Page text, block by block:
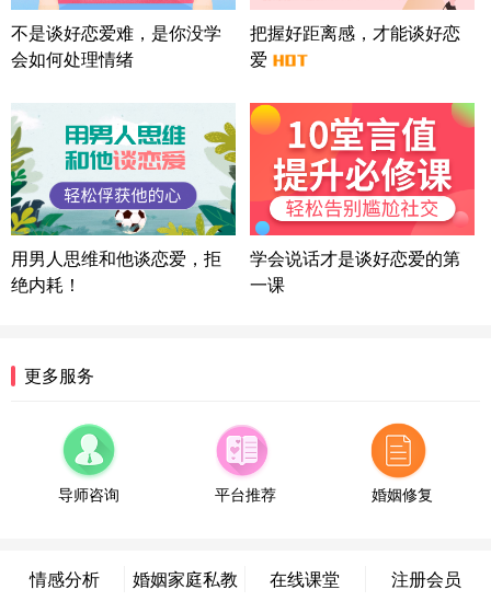
微信用户 司马锘 通过此页面咨询，已获得专属情感
方案
湖北-武汉 135****7410
陕西-西安 139****6283
3分钟前
微信用户 喜欢下雨天^ 通过此页面咨询，已获得专属
情感方案
浙江-宁波 150****8921
28分钟前
属情感方案
湖南-长沙 187****3359
山东-青岛 138****9975
7分钟前
微信用户 小任性 通过此页面咨询，已获得专属情感
上海-黄浦 135****7601
24分钟前
不是谈好恋爱难，是你没学
会如何处理情绪
把握好距离感，才能谈好恋
爱
用男人思维和他谈恋爱，拒
绝内耗！
学会说话才是谈好恋爱的第
一课
更多服务
导师咨询 平台推荐 婚姻修复
情感分析 婚姻家庭私教 在线课堂 注册会员